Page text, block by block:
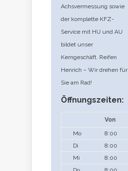
Achsvermessung sowie
der komplette KFZ-
Service mit HU und AU
bildet unser
Kerngeschäft. Reifen
Henrich – Wir drehen für
Sie am Rad!
Öffnungszeiten:
Von
Mo
8:00
Di
8:00
Mi
8:00